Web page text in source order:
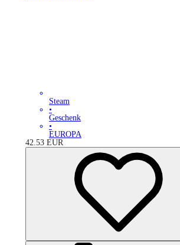
Steam
•
Geschenk
•
EUROPA
42.53 EUR